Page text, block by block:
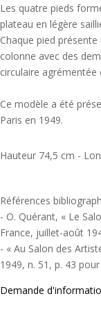
Les quatre pieds
plateau en légère
Chaque pied
colonne avec des
circulaire agrémentée
Ce modèle a été
Paris en 1949.
Hauteur 74,5 cm -
Références
- O. Quérant, « Le
France, juillet-août
- « Au Salon des
1949, n. 51, p. 43
Demande